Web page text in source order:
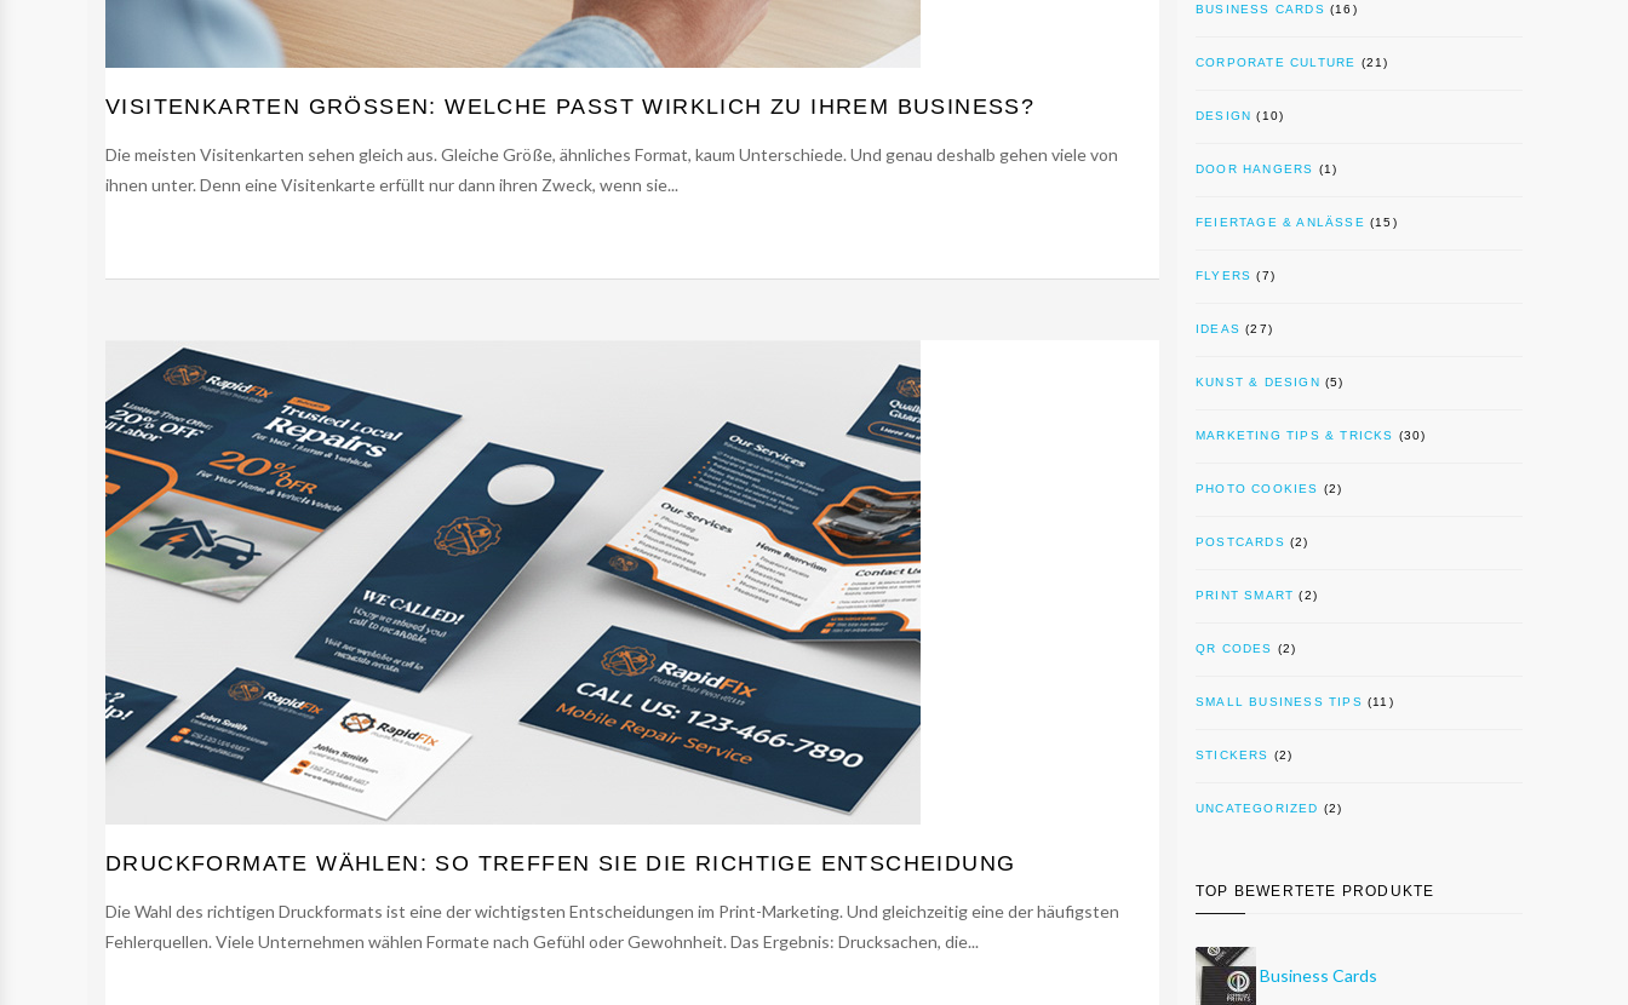
VISITENKARTEN GRÖSSEN: WELCHE PASST WIRKLICH ZU IHREM BUSINESS?
Die meisten Visitenkarten sehen gleich aus. Gleiche Größe, ähnliches Format, kaum Unterschiede. Und genau deshalb gehen viele von
ihnen unter. Denn eine Visitenkarte erfüllt nur dann ihren Zweck, wenn sie...
DRUCKFORMATE WÄHLEN: SO TREFFEN SIE DIE RICHTIGE ENTSCHEIDUNG
Die Wahl des richtigen Druckformats ist eine der wichtigsten Entscheidungen im Print-Marketing. Und gleichzeitig eine der häufigsten
Fehlerquellen. Viele Unternehmen wählen Formate nach Gefühl oder Gewohnheit. Das Ergebnis: Drucksachen, die...
BUSINESS CARDS (16)
CORPORATE CULTURE (21)
DESIGN (10)
DOOR HANGERS (1)
FEIERTAGE & ANLÄSSE (15)
FLYERS (7)
IDEAS (27)
KUNST & DESIGN (5)
MARKETING TIPS & TRICKS (30)
PHOTO COOKIES (2)
POSTCARDS (2)
PRINT SMART (2)
QR CODES (2)
SMALL BUSINESS TIPS (11)
STICKERS (2)
UNCATEGORIZED (2)
TOP BEWERTETE PRODUKTE
Business Cards